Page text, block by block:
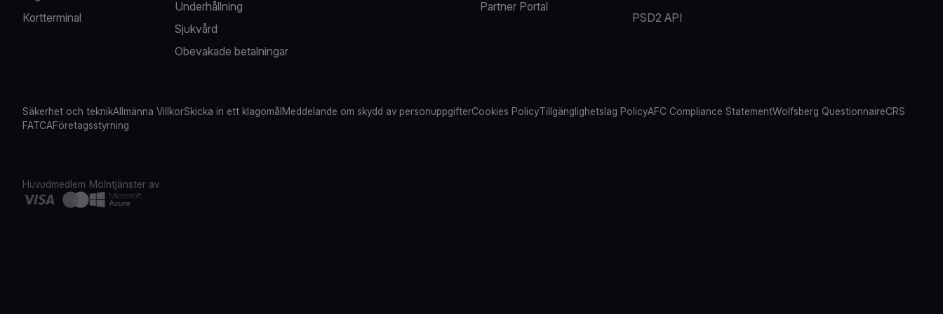
Kortterminal
Underhållning
Sjukvård
Obevakade betalningar
Partner Portal
PSD2 API
Säkerhet och teknikAllmänna VillkorSkicka in ett klagomålMeddelande om skydd av personuppgifterCookies PolicyTillgänglighetslag PolicyAFC Compliance StatementWolfsberg QuestionnaireCRS
FATCAFöretagsstyrning
Huvudmedlem Molntjänster av